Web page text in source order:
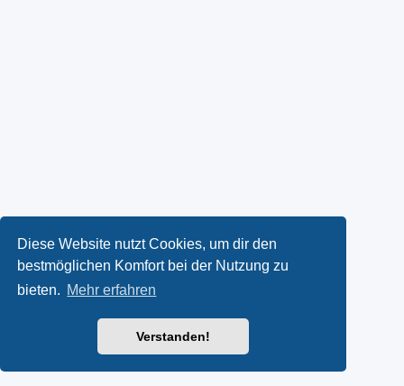
Diese Website nutzt Cookies, um dir den
bestmöglichen Komfort bei der Nutzung zu
bieten. Mehr erfahren
Verstanden!